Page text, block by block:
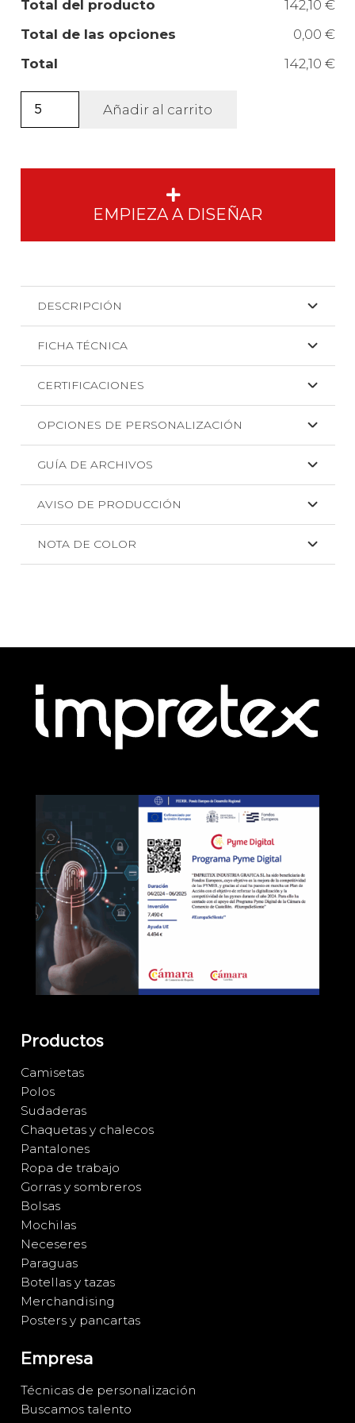
Total del producto
142,10 €
Total de las opciones
0,00 €
Total
142,10 €
Sudadera
unisex.
Añadir al carrito
EMPIEZA A DISEÑAR
DESCRIPCIÓN
FICHA TÉCNICA
CERTIFICACIONES
OPCIONES DE PERSONALIZACIÓN
GUÍA DE ARCHIVOS
AVISO DE PRODUCCIÓN
NOTA DE COLOR
Productos
Camisetas
Polos
Sudaderas
Chaquetas y chalecos
Pantalones
Ropa de trabajo
Gorras y sombreros
Bolsas
Mochilas
Neceseres
Paraguas
Botellas y tazas
Merchandising
Posters y pancartas
Empresa
Técnicas de personalización
Buscamos talento